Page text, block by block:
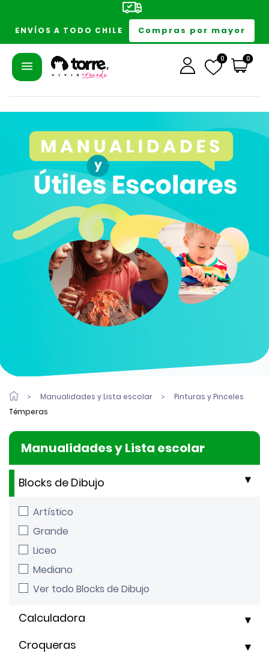
ENVÍOS A TODO CHILE Compras por mayor
0 0
Manualidades y Lista escolar
Pinturas y Pinceles
Témperas
Manualidades y Lista escolar
Artístico
Grande
Liceo
Mediano
Ver todo Blocks de Dibujo
Blocks de Dibujo
Calculadora
Croqueras